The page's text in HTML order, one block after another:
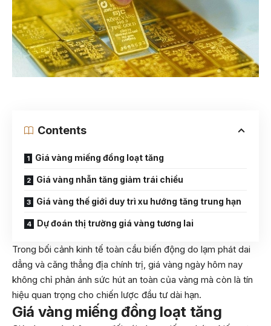
Contents
Giá vàng miếng đồng loạt tăng
Giá vàng nhẫn tăng giảm trái chiều
Giá vàng thế giới duy trì xu hướng tăng trung hạn
Dự đoán thị trường giá vàng tương lai
Trong bối cảnh kinh tế toàn cầu biến động do lạm phát dai
dẳng và căng thẳng địa chính trị, giá vàng ngày hôm nay
không chỉ phản ánh sức hút an toàn của vàng mà còn là tín
hiệu quan trọng cho chiến lược đầu tư dài hạn.
Giá vàng miếng đồng loạt tăng